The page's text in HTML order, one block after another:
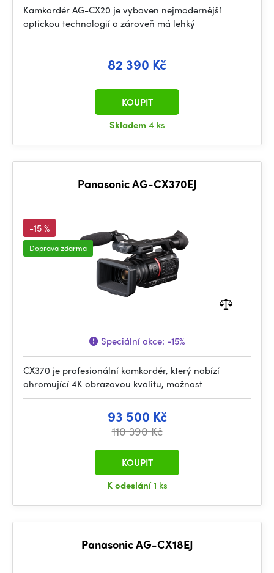
Kamkordér AG-CX20 je vybaven nejmodernější
optickou technologií a zároveň má lehký
82 390 Kč
Skladem4 ks
KOUPIT
Panasonic AG-CX370EJ
-15 %
Doprava zdarma
Speciální akce: -15%
CX370 je profesionální kamkordér, který nabízí
ohromující 4K obrazovou kvalitu, možnost
93 500 Kč
110 390 Kč
K odeslání1 ks
KOUPIT
Panasonic AG-CX18EJ